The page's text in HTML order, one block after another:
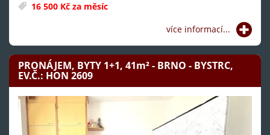
16 500 Kč za měsíc
více informací...
PRONÁJEM, BYTY 1+1, 41m²- BRNO - BYSTRC,
EV.Č.: HON 2609